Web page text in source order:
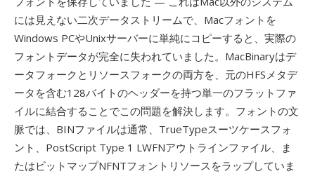
には見えない二次データストリームで、Macフォントを
Windows PCやUnixサーバーに単純にコピーすると、実際の
フォントデータが完全に失われていました。MacBinaryはデ
ータフォークとリソースフォークの両方を、元のHFSメタデ
ータを含む128バイトのヘッダーを持つ単一のフラットファ
イルに結合することでこの問題を解決します。フォントの文
脈では、BINファイルは通常、TrueTypeスーツケースフォ
ント、PostScript Type 1 LWFNアウトラインファイル、ま
たはビットマップNFNTフォントリソースをラップしていま